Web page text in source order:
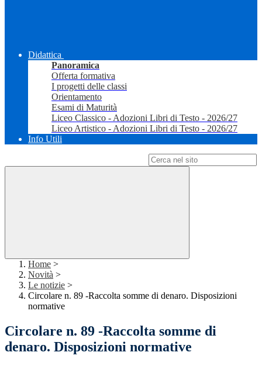
Didattica
Panoramica
Offerta formativa
I progetti delle classi
Orientamento
Esami di Maturità
Liceo Classico - Adozioni Libri di Testo - 2026/27
Liceo Artistico - Adozioni Libri di Testo - 2026/27
Info Utili
Home >
Novità >
Le notizie >
Circolare n. 89 -Raccolta somme di denaro. Disposizioni
normative
Circolare n. 89 -Raccolta somme di
denaro. Disposizioni normative